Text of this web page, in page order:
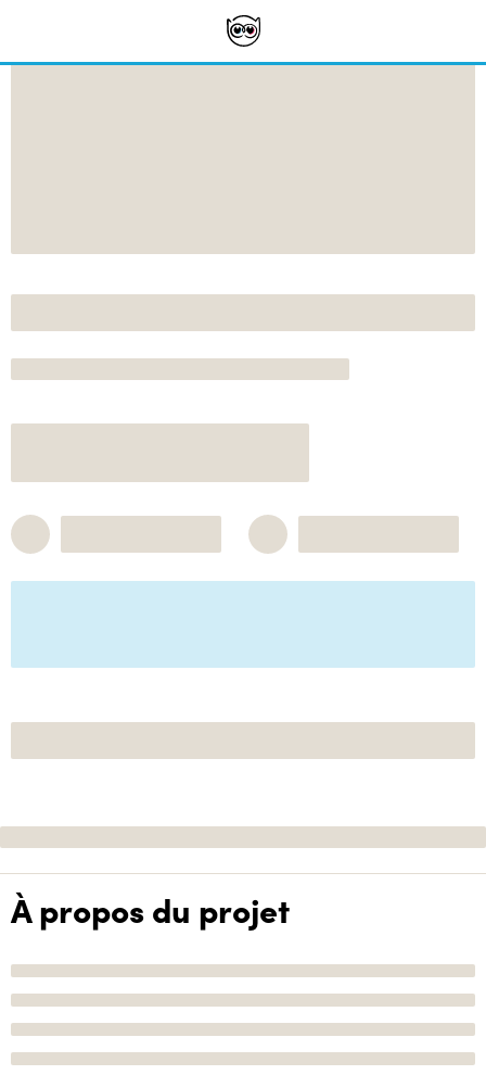
À propos du projet